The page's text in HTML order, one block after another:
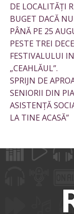
DE LOCALITĂȚI
BUGET DACĂ
PÂNĂ PE 25
PESTE TREI
FESTIVALULUI
„CEAHLĂUL”.
SPRIJN DE
SENIORII DIN
ASISTENȚĂ
LA TINE ACASĂ”